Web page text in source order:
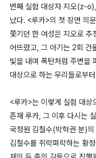
번째 실험 대상자 지오(z-
났다. <루카>의 첫 장면 의
쫓기던 한 여성은 지오로
어뜨렸고, 그 아기는 2회 건
빛을 내며 폭탄처럼 주변을
대상으로 하는 무리들로부
<루카>는 이렇게 실험 대상
존재 루카, 그 이후 다시는
국정원 김철수(박혁권 분)
김철수를 쥐락펴락하는 황